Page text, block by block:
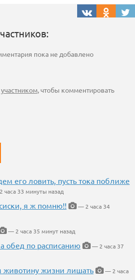
пока не добавлено
участником, чтобы комментировать
его ловить, пусть тока поближе
часа 33 минуты назад
я ж помню!!
— 2 часа 34
— 2 часа 35 минут назад
обед по расписанию
— 2 часа 37
животину жизни лишать
— 2 часа